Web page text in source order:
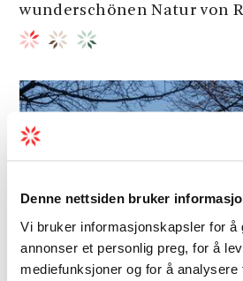
Denne nettsiden bruker
Vi bruker informasjonskapsler for å
annonser et personlig preg, for å
mediefunksjoner og for å
wunderschönen Natur von